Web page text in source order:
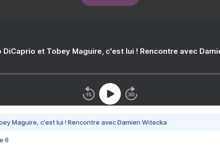
DiCaprio et Tobey Maguire, c'est lui ! Rencontre avec
Maguire, c'est lui ! Rencontre avec Damien Witecka
6